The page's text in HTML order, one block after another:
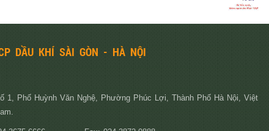
DẦU KHÍ SÀI GÒN - HÀ NỘI
1, Phố Huỳnh Văn Nghệ, Phường Phúc Lợi, Thành Phố Hà Nội, Việt